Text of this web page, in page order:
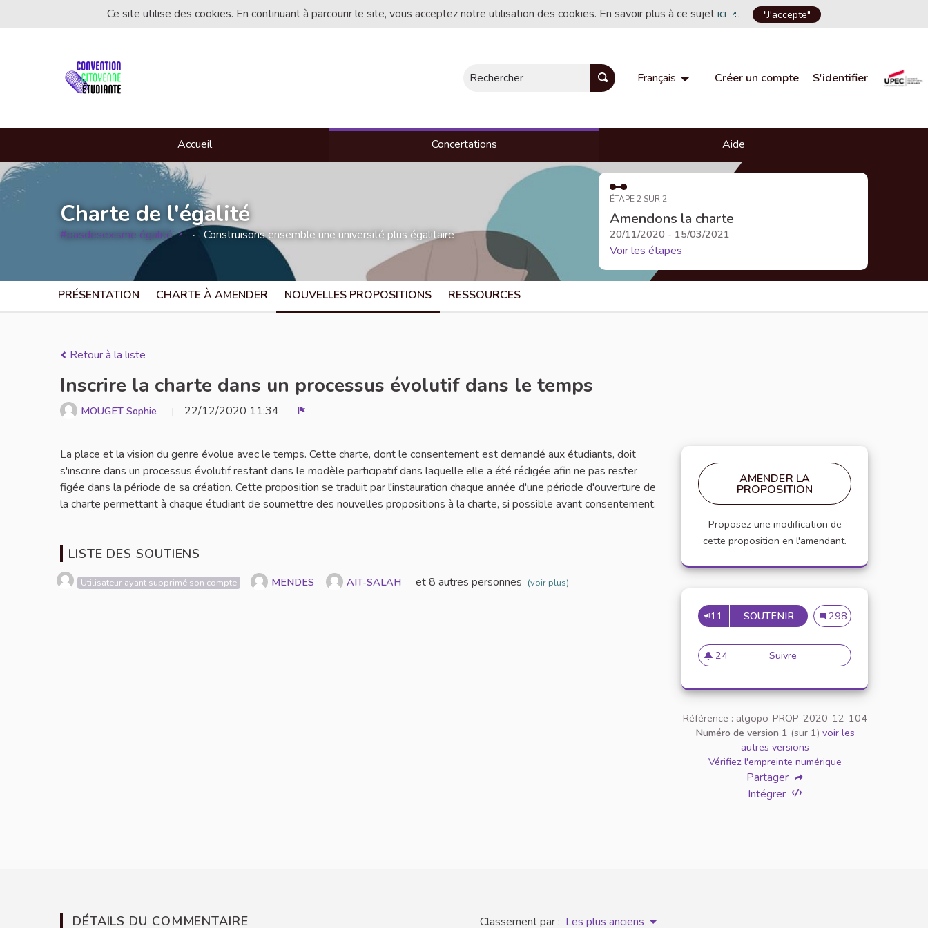
Ce site utilise des cookies. En continuant à parcourir le site, vous acceptez notre utilisation des cookies. En savoir plus à ce sujetici
(Lien externe)
. "J'accepte"
Rechercher Français Choisir la langueChoose language
Créer un compte S'identifier
Accueil Concertations Aide
Charte de l'égalité
#pasdesexisme égalité Construisons ensemble une université plus égalitaire
ÉTAPE 2 SUR 2
Amendons la charte
20/11/2020 - 15/03/2021
Voir les étapes
PRÉSENTATION CHARTE À AMENDER NOUVELLES PROPOSITIONS RESSOURCES
Retour à la liste
Inscrire la charte dans un processus évolutif dans le temps
MOUGET Sophie 22/12/2020 11:34
La place et la vision du genre évolue avec le temps. Cette charte, dont le consentement est demandé aux étudiants, doit
s'inscrire dans un processus évolutif restant dans le modèle participatif dans laquelle elle a été rédigée afin ne pas rester
figée dans la période de sa création. Cette proposition se traduit par l'instauration chaque année d'une période d'ouverture de
la charte permettant à chaque étudiant de soumettre des nouvelles propositions à la charte, si possible avant consentement.
LISTE DES SOUTIENS
Utilisateur ayant supprimé son compte MENDES AIT-SALAH et 8 autres personnes (voir plus)
AMENDER LA
PROPOSITION
Proposez une modification de
cette proposition en l'amendant.
11 SOUTENIRINSCRIRE LA CHARTE
Inscrire la charte dans
298
24
24 abonnés
Suivre Inscrire la charte dans un
Référence : algopo-PROP-2020-12-104
Numéro de version 1 (sur 1) voir les
autres versions
Vérifiez l'empreinte numérique
Partager
Intégrer
DÉTAILS DU COMMENTAIRE Classement par : Les plus anciens